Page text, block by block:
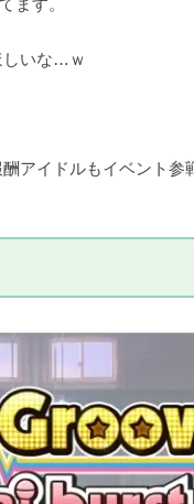
ます。
しいな…ｗ
アイドルもイベント